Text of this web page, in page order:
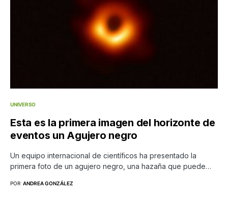
UNIVERSO
Esta es la primera imagen del horizonte de
eventos un Agujero negro
Un equipo internacional de científicos ha presentado la
primera foto de un agujero negro, una hazaña que puede…
POR ANDREA GONZÁLEZ